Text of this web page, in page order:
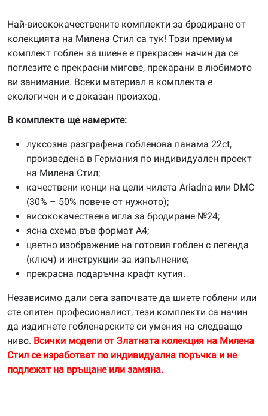
Най-висококачествените комплекти за бродиране от
колекцията на Милена Стил са тук! Този премиум
комплект гоблен за шиене е прекрасен начин да се
поглезите с прекрасни мигове, прекарани в любимото
ви занимание. Всеки материал в комплекта е
екологичен и с доказан произход.
В комплекта ще намерите:
луксозна разграфена гобленова панама 22ct,
произведена в Германия по индивидуален проект
на Милена Стил;
качествени конци на цели чилета Ariadna или DMC
(30% – 50% повече от нужното);
висококачествена игла за бродиране №24;
ясна схема във формат А4;
цветно изображение на готовия гоблен с легенда
(ключ) и инструкции за изпълнение;
прекрасна подаръчна крафт кутия.
Независимо дали сега започвате да шиете гоблени или
сте опитен професионалист, тези комплекти са начин
да издигнете гобленарските си умения на следващо
ниво. Всички модели от Златната колекция на Милена
Стил се изработват по индивидуална поръчка и не
подлежат на връщане или замяна.